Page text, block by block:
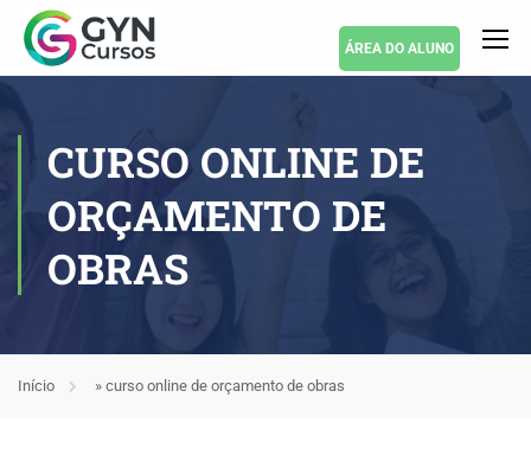
ÁREA DO ALUNO
CURSO ONLINE DE
ORÇAMENTO DE
OBRAS
Início » curso online de orçamento de obras